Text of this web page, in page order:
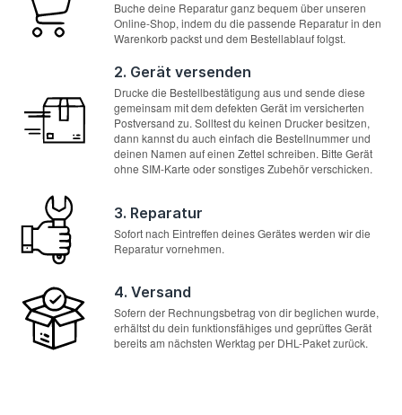
Buche deine Reparatur ganz bequem über unseren
Online-Shop, indem du die passende Reparatur in den
Warenkorb packst und dem Bestellablauf folgst.
2. Gerät versenden
Drucke die Bestellbestätigung aus und sende diese
gemeinsam mit dem defekten Gerät im versicherten
Postversand zu. Solltest du keinen Drucker besitzen,
dann kannst du auch einfach die Bestellnummer und
deinen Namen auf einen Zettel schreiben. Bitte Gerät
ohne SIM-Karte oder sonstiges Zubehör verschicken.
3. Reparatur
Sofort nach Eintreffen deines Gerätes werden wir die
Reparatur vornehmen.
4. Versand
Sofern der Rechnungsbetrag von dir beglichen wurde,
erhältst du dein funktionsfähiges und geprüftes Gerät
bereits am nächsten Werktag per DHL-Paket zurück.